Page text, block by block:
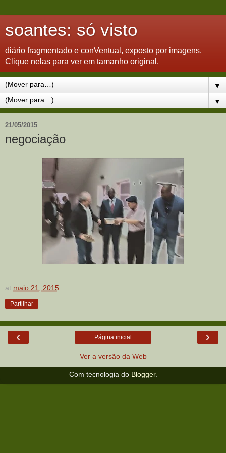
soantes: só visto
diário fragmentado e conVentual, exposto por imagens.
Clique nelas para ver em tamanho original.
▼
▼
21/05/2015
negociação
at maio 21, 2015
Partilhar
‹ ›
Página inicial
Ver a versão da Web
Com tecnologia do Blogger.